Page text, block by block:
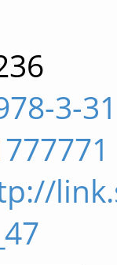
3-